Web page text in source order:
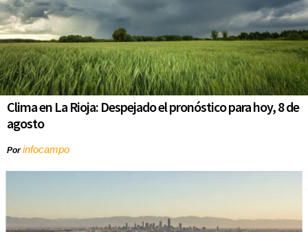
Clima en La Rioja: Despejado el pronóstico para hoy, 8 de
agosto
Porinfocampo